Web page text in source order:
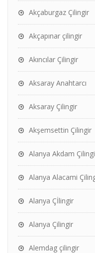
Akçaburgaz Çilingir
Akçapınar çilingir
Akıncılar Çilingir
Aksaray Anahtarcı
Aksaray Çilingir
Akşemsettin Çilingir
Alanya Akdam
Alanya Alacami
Alanya Çİlingir
Alanya Çilingir
Alemdag çilingir